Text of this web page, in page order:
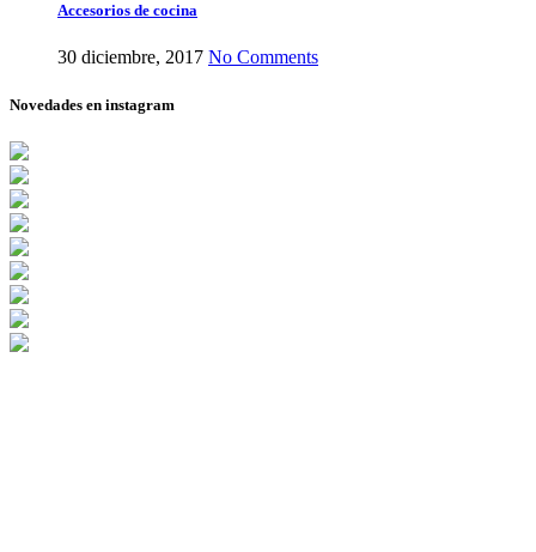
Accesorios de cocina
30 diciembre, 2017 No Comments
Novedades en instagram